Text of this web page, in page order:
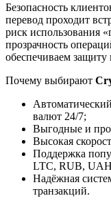
Безопасность
перевод проходит
риск использования
прозрачность
обеспечиваем
Почему выбирают
валют 24/7;
Выгодные и
Высокая
Поддержка
LTC, RUB,
Надёжная
транзакций.